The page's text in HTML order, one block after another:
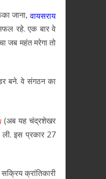
जाना,वायसराय
रहे. एक बार वे
जब महंत मरेगा तो
बने. वे संगठन का
(अब यह चंद्रशेखर
ली. इस प्रकार 27
क्रांतिकारी